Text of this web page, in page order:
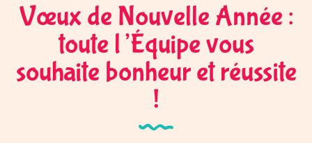
Vœux de Nouvelle Année :
toute l’Équipe vous
souhaite bonheur et réussite
!